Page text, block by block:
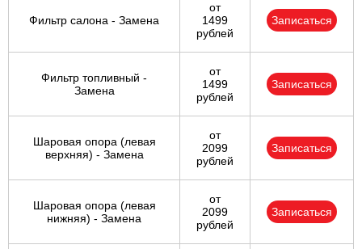
Фильтр салона - Замена
от
1499
рублей
Записаться
Фильтр топливный -
Замена
от
1499
рублей
Записаться
Шаровая опора (левая
верхняя) - Замена
от
2099
рублей
Записаться
Шаровая опора (левая
нижняя) - Замена
от
2099
рублей
Записаться